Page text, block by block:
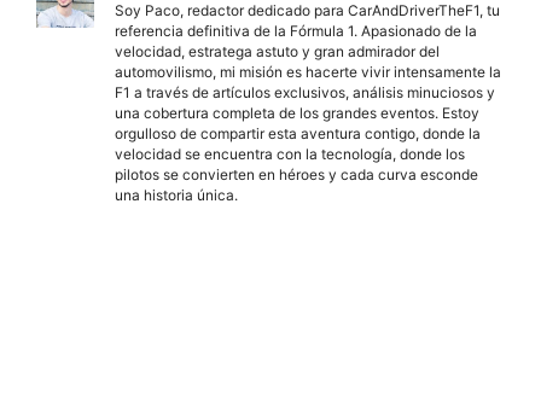
Soy Paco, redactor dedicado para CarAndDriverTheF1, tu
referencia definitiva de la Fórmula 1. Apasionado de la
velocidad, estratega astuto y gran admirador del
automovilismo, mi misión es hacerte vivir intensamente la
F1 a través de artículos exclusivos, análisis minuciosos y
una cobertura completa de los grandes eventos. Estoy
orgulloso de compartir esta aventura contigo, donde la
velocidad se encuentra con la tecnología, donde los
pilotos se convierten en héroes y cada curva esconde
una historia única.